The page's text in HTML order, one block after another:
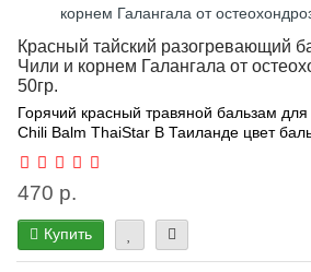
Красный тайский разогревающий
Чили и корнем Галангала от
50гр.
Горячий красный травяной бальзам
Chili Balm ThaiStar В Таиланде цвет
470 р.
Купить